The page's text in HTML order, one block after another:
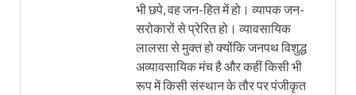
भी छपे, वह जन-हित में हो। व्यापक जन-
सरोकारों से प्रेरित हो। व्यावसायिक
लालसा से मुक्त हो क्योंकि जनपथ विशुद्ध
अव्यावसायिक मंच है और कहीं किसी भी
रूप में किसी संस्थान के तौर पर पंजीकृत